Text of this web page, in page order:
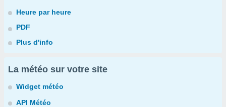
Heure par heure
PDF
Plus d'info
La météo sur votre site
Widget météo
API Météo